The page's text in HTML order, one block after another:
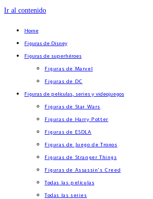
Ir al contenido
Home
Figuras de Disney
Figuras de superhéroes
Figuras de Marvel
Figuras de DC
Figuras de películas, series y videojuegos
Figuras de Star Wars
Figuras de Harry Potter
Figuras de ESDLA
Figuras de Juego de Tronos
Figuras de Stranger Things
Figuras de Assassin’s Creed
Todas las películas
Todas las series